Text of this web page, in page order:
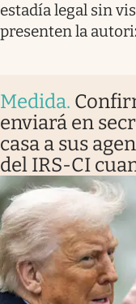
estadía legal sin
presenten la
Medida.
enviará en
casa a sus
del IRS-CI